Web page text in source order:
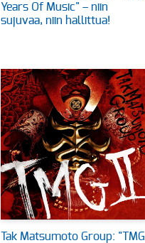
Years Of Music" – niin
sujuvaa, niin hallittua!
Tak Matsumoto Group: "TMG